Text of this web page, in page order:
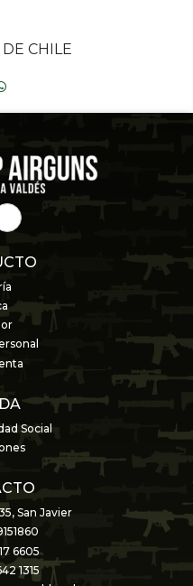
CHILE
Social
San Javier
6605
1315